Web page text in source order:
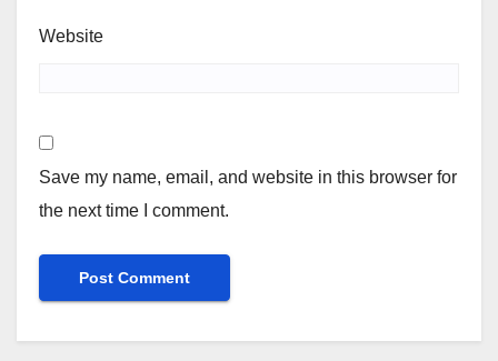
Website
Save my name, email, and website in this browser for
the next time I comment.